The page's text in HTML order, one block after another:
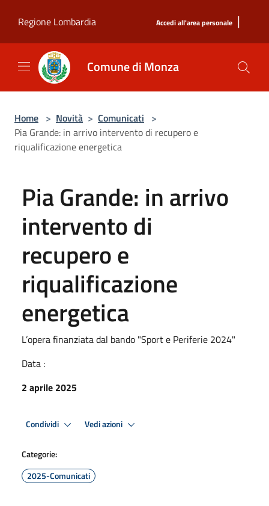
Regione Lombardia
Accedi all'area personale |
Comune di Monza
Home > Novità > Comunicati >
Pia Grande: in arrivo intervento di recupero e
riqualificazione energetica
Pia Grande: in arrivo
intervento di
recupero e
riqualificazione
energetica
L’opera finanziata dal bando "Sport e Periferie 2024"
Data :
2 aprile 2025
Condividi Vedi azioni
Categorie:
2025-Comunicati